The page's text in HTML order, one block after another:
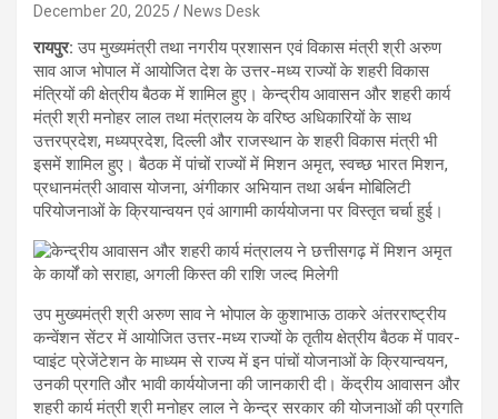
December 20, 2025 News Desk
रायपुर:उप मुख्यमंत्री तथा नगरीय प्रशासन एवं विकास मंत्री श्री अरुण
साव आज भोपाल में आयोजित देश के उत्तर-मध्य राज्यों के शहरी विकास
मंत्रियों की क्षेत्रीय बैठक में शामिल हुए। केन्द्रीय आवासन और शहरी कार्य
मंत्री श्री मनोहर लाल तथा मंत्रालय के वरिष्ठ अधिकारियों के साथ
उत्तरप्रदेश, मध्यप्रदेश, दिल्ली और राजस्थान के शहरी विकास मंत्री भी
इसमें शामिल हुए। बैठक में पांचों राज्यों में मिशन अमृत, स्वच्छ भारत मिशन,
प्रधानमंत्री आवास योजना, अंगीकार अभियान तथा अर्बन मोबिलिटी
परियोजनाओं के क्रियान्वयन एवं आगामी कार्ययोजना पर विस्तृत चर्चा हुई।
उप मुख्यमंत्री श्री अरुण साव ने भोपाल के कुशाभाऊ ठाकरे अंतरराष्ट्रीय
कन्वेंशन सेंटर में आयोजित उत्तर-मध्य राज्यों के तृतीय क्षेत्रीय बैठक में पावर-
प्वाइंट प्रेजेंटेशन के माध्यम से राज्य में इन पांचों योजनाओं के क्रियान्वयन,
उनकी प्रगति और भावी कार्ययोजना की जानकारी दी। केंद्रीय आवासन और
शहरी कार्य मंत्री श्री मनोहर लाल ने केन्द्र सरकार की योजनाओं की प्रगति